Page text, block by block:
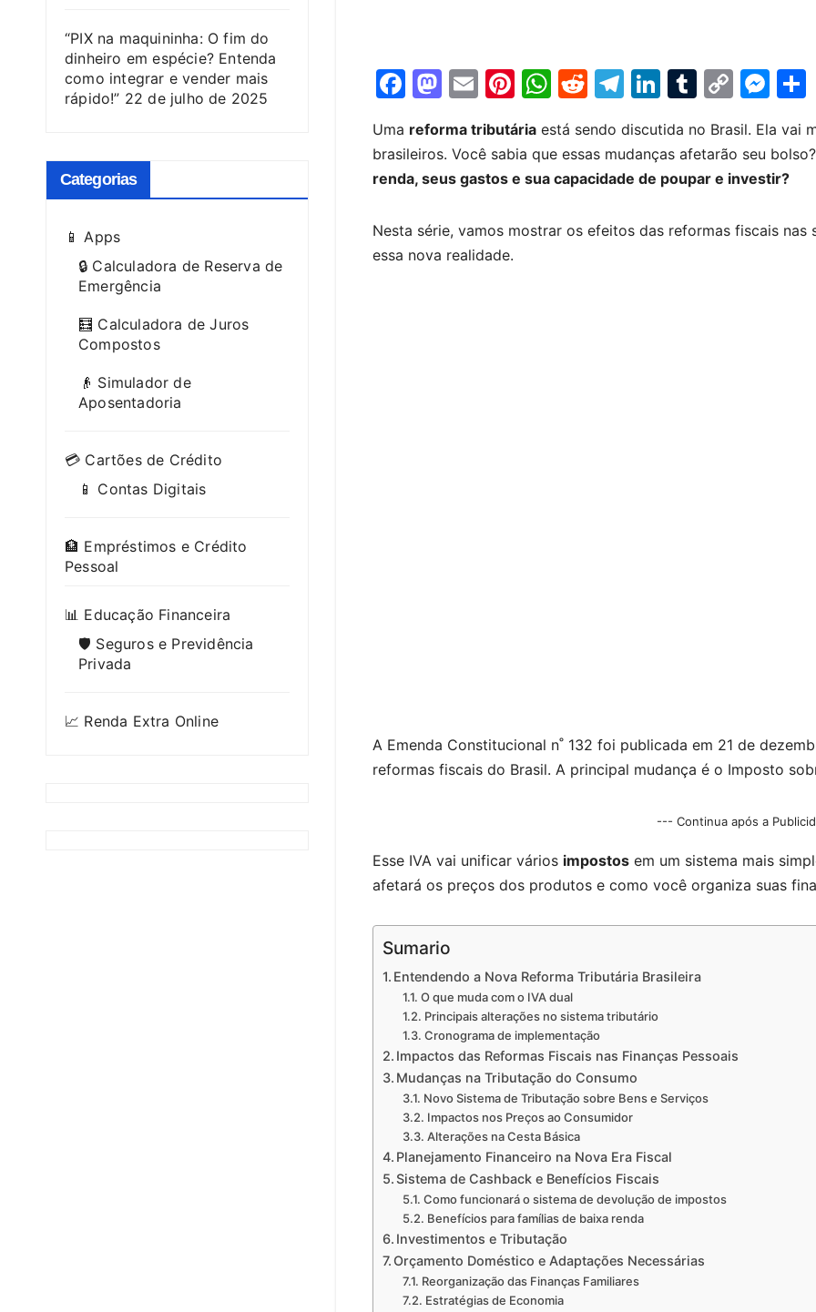
“PIX na maquininha: O fim do
dinheiro em espécie? Entenda
como integrar e vender mais
rápido!” 22 de julho de 2025
Categorias
📱 Apps
🔒 Calculadora de Reserva de
Emergência
🧮 Calculadora de Juros
Compostos
👴 Simulador de
Aposentadoria
💳 Cartões de Crédito
📱 Contas Digitais
🏦 Empréstimos e Crédito
Pessoal
📊 Educação Financeira
🛡️ Seguros e Previdência
Privada
📈 Renda Extra Online
F
c
e
o
o
M
st
o
o
n
E
ai
l
Pi
er
e
W
at
s
p
R
d
di
T
e
gr
m
Li
k
e
n
T
m
bl
C
p
y
n
M
s
s
n
Uma reforma tributáriaestá sendo discutida no Brasil. Ela vai
brasileiros. Você sabia que essas mudanças afetarão seu
renda, seus gastos e sua capacidade de poupar e investir?
Nesta série, vamos mostrar os efeitos das reformas fiscais nas
essa nova realidade.
A Emenda Constitucional n˚ 132 foi publicada em 21 de
reformas fiscais do Brasil. A principal mudança é o Imposto
--- Continua após a
Esse IVA vai unificar vários impostosem um sistema mais
afetará os preços dos produtos e como você organiza suas
Sumario
Entendendo a Nova Reforma Tributária Brasileira
O que muda com o IVA dual
Principais alterações no sistema tributário
Cronograma de implementação
Impactos das Reformas Fiscais nas Finanças Pessoais
Mudanças na Tributação do Consumo
Novo Sistema de Tributação sobre Bens e Serviços
Impactos nos Preços ao Consumidor
Alterações na Cesta Básica
Planejamento Financeiro na Nova Era Fiscal
Sistema de Cashback e Benefícios Fiscais
Como funcionará o sistema de devolução de impostos
Benefícios para famílias de baixa renda
Investimentos e Tributação
Orçamento Doméstico e Adaptações Necessárias
Reorganização das Finanças Familiares
Estratégias de Economia